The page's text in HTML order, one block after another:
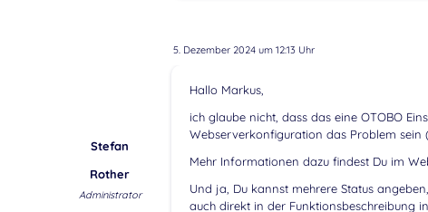
5. Dezember 2024 um 12:13 Uhr
Stefan
Rother
Administrator
Hallo Markus,
ich glaube nicht, dass das eine OTOBO
Webserverkonfiguration das Problem
Mehr Informationen dazu findest Du im
Und ja, Du kannst mehrere Status
auch direkt in der Funktionsbeschreibung